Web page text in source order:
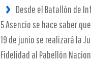
Desde el Batallón de
5 Asencio se hace saber
19 de junio se realizará la
Fidelidad al Pabellón